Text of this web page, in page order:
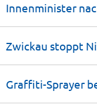
Innenminister
Zwickau stoppt
Graffiti-Sprayer